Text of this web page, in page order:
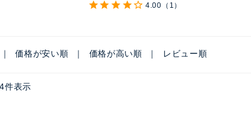
4.00 （1）
価格が安い順 価格が高い順 レビュー順
4件表示